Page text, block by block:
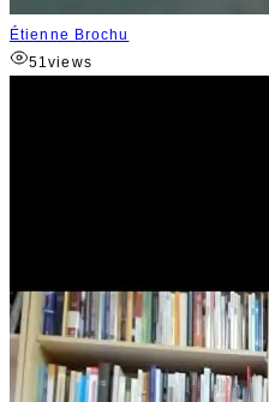
Étienne Brochu
51views